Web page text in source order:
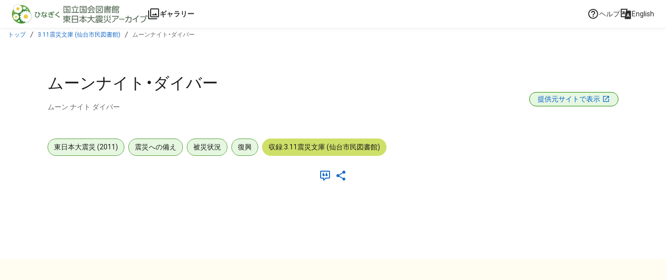
本文に飛ぶ
ギャラリー ヘルプ English
トップ 3.11震災文庫 (仙台市民図書館) ムーンナイト・ダイバー
ムーンナイト・ダイバー
ムーン ナイト ダイバー
提供元サイトで表示
東日本大震災 (2011) 震災への備え 被災状況 復興 収録:3.11震災文庫 (仙台市民図書館)